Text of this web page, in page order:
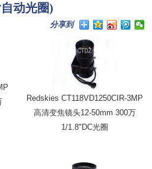
动光圈)
分享到
Redskies CT118VD1250CIR-3MP
高清变焦镜头12-50mm 300万
1/1.8"DC光圈